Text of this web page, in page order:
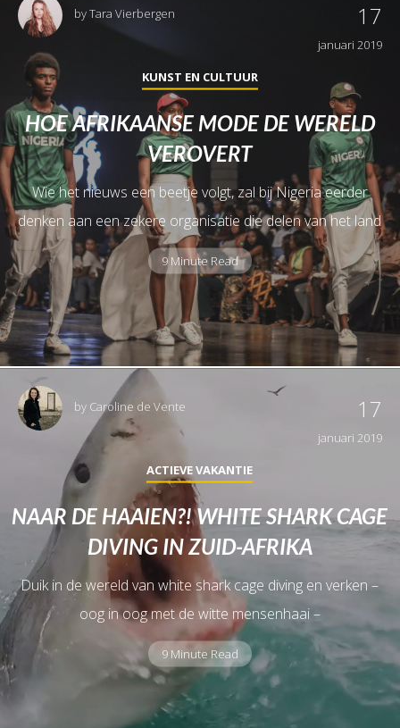
byTara Vierbergen 17
januari 2019
KUNST EN CULTUUR
HOE AFRIKAANSE MODE DE WERELD
VEROVERT
Wie het nieuws een beetje volgt, zal bij Nigeria eerder
denken aan een zekere organisatie die delen van het land
9 Minute Read
by Caroline de Vente 17
januari 2019
ACTIEVE VAKANTIE
NAAR DE HAAIEN?! WHITE SHARK CAGE
DIVING IN ZUID-AFRIKA
Duik in de wereld van white shark cage diving en verken –
oog in oog met de witte mensenhaai –
9 Minute Read